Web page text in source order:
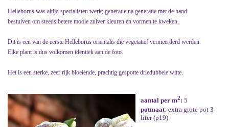
Helleborus was altijd specialisten werk; generatie na generatie met de hand
bestuiven om steeds betere mooie zuiver kleuren en vormen te kweken.
Dit is een van de eerste Helleborus orientalis die vegetatief vermeerderd werden.
Elke plant is dus volkomen identiek aan de foto.
Het is een sterke, zeer rijk bloeiende, prachtig gespotte driedubbele witte.
aantal per m2: 5
potmaat: extra grote pot 3
liter (p19)